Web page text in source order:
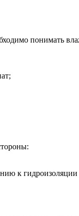
понимать
к